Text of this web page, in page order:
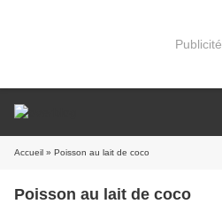
Publicité
Accueil » Poisson au lait de coco
Poisson au lait de coco